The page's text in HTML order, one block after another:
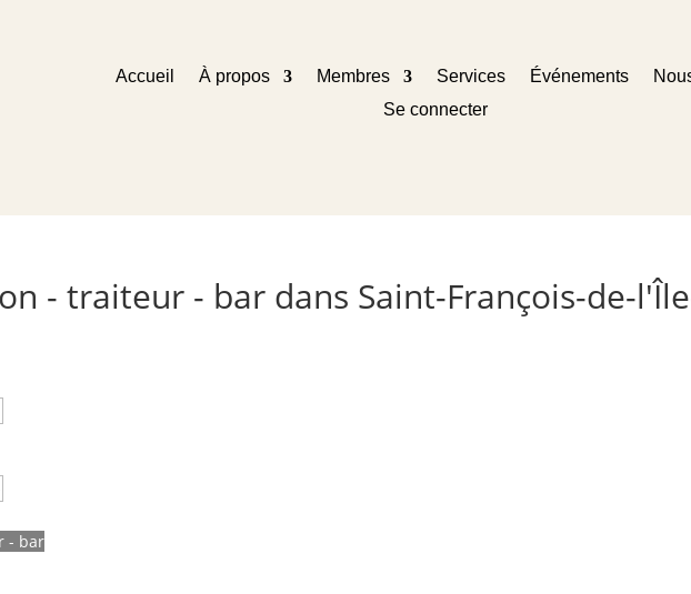
Accueil À propos Membres Services Événements
Se connecter
- traiteur - bar dans Saint-François-de-
- bar